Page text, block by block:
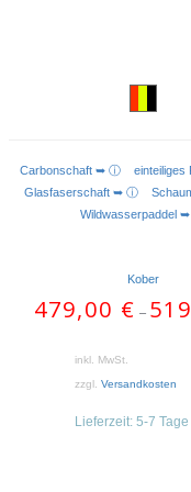
AUSFÜHRUNG
Carbonschaft ➥ ⓘ
Glasfaserschaft ➥ ⓘ
Wildwasserpaddel
Kober
479,00 € –
inkl. MwSt.
zzgl. Versandkosten
Lieferzeit: 5-7 Tage